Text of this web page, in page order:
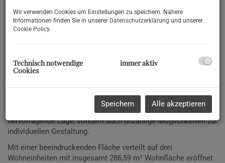
Beschreibung
Willkommen in Ihrer zukünftigen Traumimmobilie in der
malerischen Umgebung von Sankt Martin am Tennengebirge!
Dieses großzügige Apartmenthaus bietet Ihnen nicht nur eine
hervorragende Lage, sondern auch unzählige Möglichkeiten zur
individuellen Gestaltung.
Mit einer beeindruckenden Fläche verteilt auf drei
Wohneinheiten mit insgesamt 286,59 m² Wohnfläche eröffnet
Wir verwenden Cookies um Einstellungen zu speichern. Nähere
Informationen finden Sie in unserer Datenschutzerklärung und unserer
Cookie Policy.
Technisch notwendige
Cookies
immer aktiv
Speichern Alle akzeptieren